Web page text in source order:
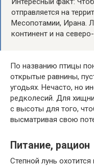
отправляется на
Месопотамии, Ирана.
континент и на
По названию птицы
открытые равнины,
угодьях. Нечасто, но
редколесий. Для
с высоты для того,
высматривая свою
Питание, рацион
Степной лунь